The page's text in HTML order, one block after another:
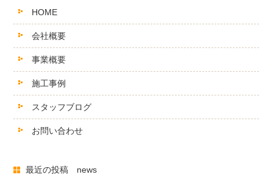
HOME
会社概要
事業概要
施工事例
スタッフブログ
お問い合わせ
最近の投稿 news